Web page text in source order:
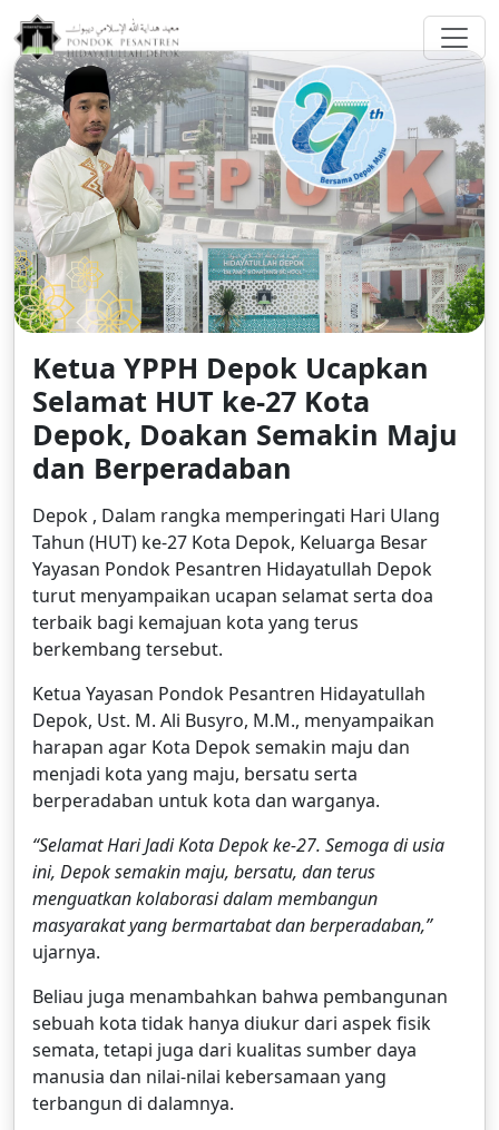
greenberggrossllp.com
Ketua YPPH Depok Ucapkan
Selamat HUT ke-27 Kota
Depok, Doakan Semakin Maju
dan Berperadaban
Depok , Dalam rangka memperingati Hari Ulang
Tahun (HUT) ke-27 Kota Depok, Keluarga Besar
Yayasan Pondok Pesantren Hidayatullah Depok
turut menyampaikan ucapan selamat serta doa
terbaik bagi kemajuan kota yang terus
berkembang tersebut.
Ketua Yayasan Pondok Pesantren Hidayatullah
Depok, Ust. M. Ali Busyro, M.M., menyampaikan
harapan agar Kota Depok semakin maju dan
menjadi kota yang maju, bersatu serta
berperadaban untuk kota dan warganya.
“Selamat Hari Jadi Kota Depok ke-27. Semoga di usia
ini, Depok semakin maju, bersatu, dan terus
menguatkan kolaborasi dalam membangun
masyarakat yang bermartabat dan berperadaban,”
ujarnya.
Beliau juga menambahkan bahwa pembangunan
sebuah kota tidak hanya diukur dari aspek fisik
semata, tetapi juga dari kualitas sumber daya
manusia dan nilai-nilai kebersamaan yang
terbangun di dalamnya.